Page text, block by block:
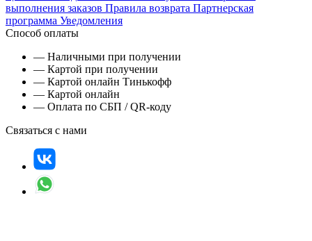
выполнения заказов Правила возврата Партнерская
программа Уведомления
Способ оплаты
— Наличными при получении
— Картой при получении
— Картой онлайн Тинькофф
— Картой онлайн
— Оплата по СБП / QR-коду
Связаться с нами